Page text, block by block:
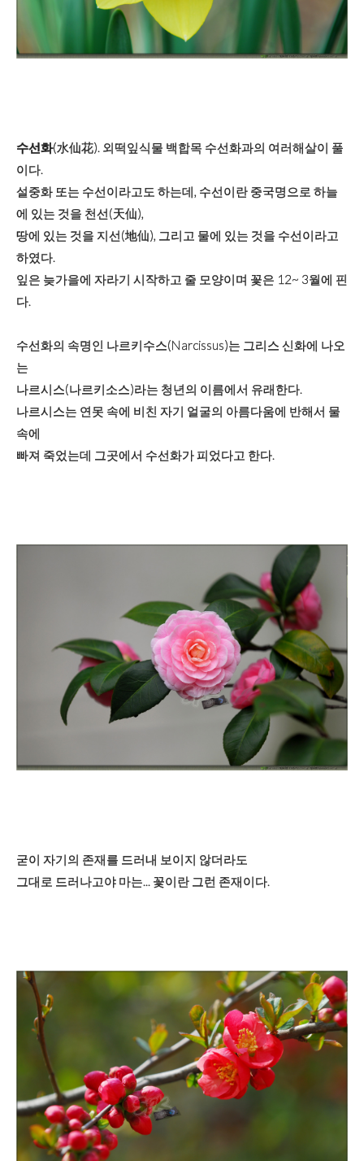
수선화(水仙花). 외떡잎식물 백합목 수선화과의 여러해살이 풀
이다.
설중화 또는 수선이라고도 하는데, 수선이란 중국명으로 하늘
에 있는 것을 천선(天仙),
땅에 있는 것을 지선(地仙), 그리고 물에 있는 것을 수선이라고
하였다.
잎은 늦가을에 자라기 시작하고 줄 모양이며 꽃은 12~ 3월에 핀
다.
수선화의 속명인 나르키수스(Narcissus)는 그리스 신화에 나오
는
나르시스(나르키소스)라는 청년의 이름에서 유래한다.
나르시스는 연못 속에 비친 자기 얼굴의 아름다움에 반해서 물
속에
빠져 죽었는데 그곳에서 수선화가 피었다고 한다.
굳이 자기의 존재를 드러내 보이지 않더라도
그대로 드러나고야 마는... 꽃이란 그런 존재이다.